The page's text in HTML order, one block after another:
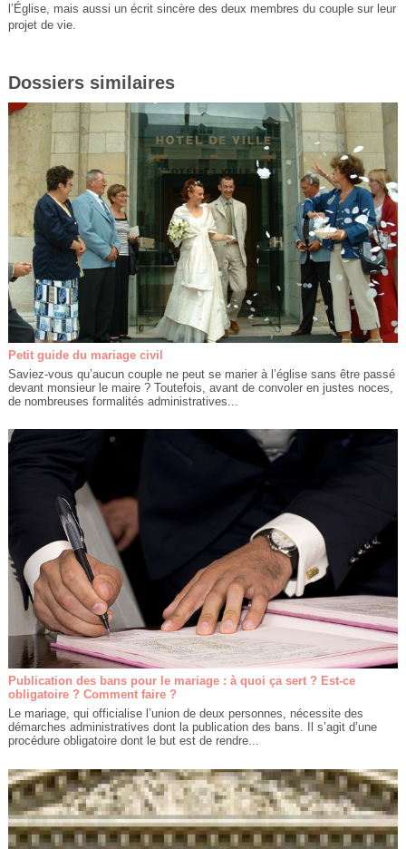
l’Église, mais aussi un écrit sincère des deux membres du couple sur leur
projet de vie.
Dossiers similaires
Petit guide du mariage civil
Saviez-vous qu’aucun couple ne peut se marier à l’église sans être passé
devant monsieur le maire ? Toutefois, avant de convoler en justes noces,
de nombreuses formalités administratives...
Publication des bans pour le mariage : à quoi ça sert ? Est-ce
obligatoire ? Comment faire ?
Le mariage, qui officialise l’union de deux personnes, nécessite des
démarches administratives dont la publication des bans. Il s’agit d’une
procédure obligatoire dont le but est de rendre...